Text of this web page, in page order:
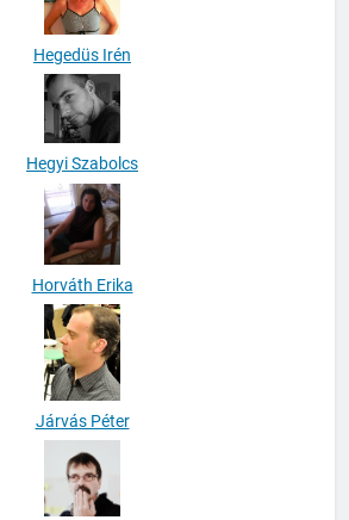
Hegedüs Irén
Hegyi Szabolcs
Horváth Erika
Járvás Péter